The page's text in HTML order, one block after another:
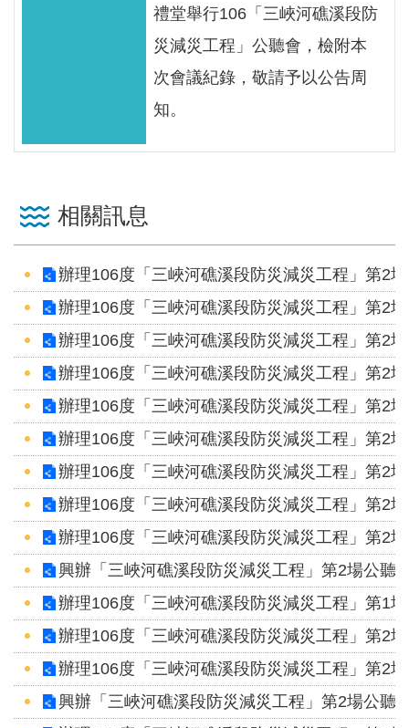
關
署
站
導
覽
回
頁
意
見
箱
常
見
問
答
廉
政
禮堂舉行106「三峽河礁溪段防
災減災工程」公聽會，檢附本
次會議紀錄，敬請予以公告周
知。
相關訊息
辦理106度「三峽河礁溪段防災減災工程」第2
辦理106度「三峽河礁溪段防災減災工程」第2
辦理106度「三峽河礁溪段防災減災工程」第2
辦理106度「三峽河礁溪段防災減災工程」第2
辦理106度「三峽河礁溪段防災減災工程」第2
辦理106度「三峽河礁溪段防災減災工程」第2
辦理106度「三峽河礁溪段防災減災工程」第2
辦理106度「三峽河礁溪段防災減災工程」第2
辦理106度「三峽河礁溪段防災減災工程」第2
興辦「三峽河礁溪段防災減災工程」第2場公聽
辦理106度「三峽河礁溪段防災減災工程」第1
辦理106度「三峽河礁溪段防災減災工程」第2
辦理106度「三峽河礁溪段防災減災工程」第2
興辦「三峽河礁溪段防災減災工程」第2場公聽